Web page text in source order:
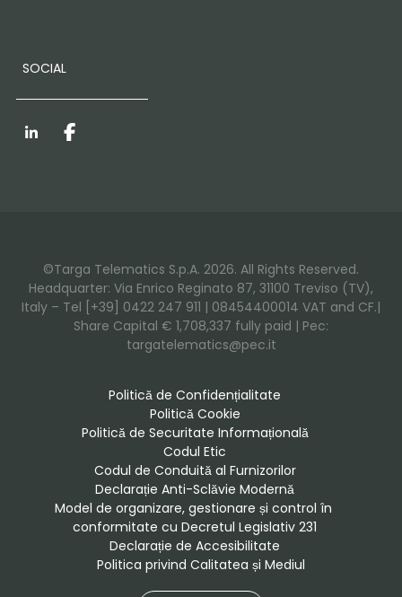
SOCIAL
LinkedInFacebook
©Targa Telematics S.p.A. 2026. All Rights Reserved.
Headquarter: Via Enrico Reginato 87, 31100 Treviso (TV),
Italy – Tel [+39] 0422 247 911 | 08454400014 VAT and CF.|
Share Capital € 1,708,337 fully paid | Pec:
targatelematics@pec.it
Politică de Confidențialitate
Politică Cookie
Politică de Securitate Informațională
Codul Etic
Codul de Conduită al Furnizorilor
Declarație Anti-Sclăvie Modernă
Model de organizare, gestionare și control în
conformitate cu Decretul Legislativ 231
Declarație de Accesibilitate
Politica privind Calitatea și Mediul